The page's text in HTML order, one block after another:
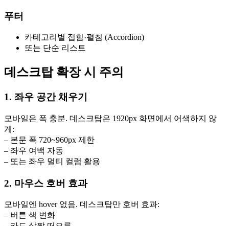
푸터
카테고리별 접힘·펼침 (Accordion)
또는 단순 리스트
데스크탑 확장 시 주의
1. 좌우 공간 채우기
모바일은 폭 충분. 데스크탑은 1920px 화면에서 어색하지 않
게:
– 본문 폭 720~960px 제한
– 좌우 여백 자동
– 또는 좌우 멀티 컬럼 활용
2. 마우스 호버 효과
모바일엔 hover 없음. 데스크탑만 호버 효과:
– 버튼 색 변화